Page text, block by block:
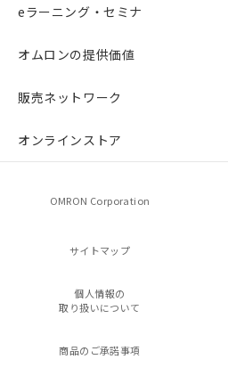
eラーニング・セミナ
オムロンの提供価値
販売ネットワーク
オンラインストア
OMRON Corporation
サイトマップ
個人情報の
取り扱いについて
商品のご承諾事項